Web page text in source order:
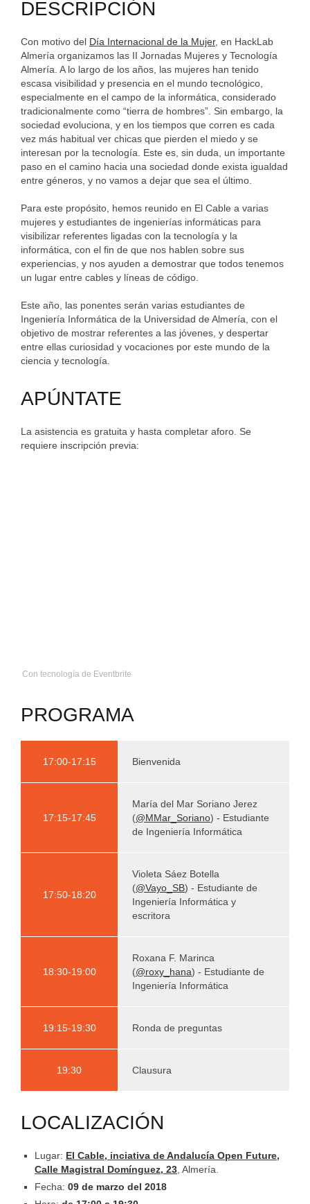
DESCRIPCIÓN
Con motivo del Día Internacional de la Mujer, en HackLab
Almería organizamos las II Jornadas Mujeres y Tecnología
Almería. A lo largo de los años, las mujeres han tenido
escasa visibilidad y presencia en el mundo tecnológico,
especialmente en el campo de la informática, considerado
tradicionalmente como “tierra de hombres”. Sin embargo, la
sociedad evoluciona, y en los tiempos que corren es cada
vez más habitual ver chicas que pierden el miedo y se
interesan por la tecnología. Este es, sin duda, un importante
paso en el camino hacia una sociedad donde exista igualdad
entre géneros, y no vamos a dejar que sea el último.
Para este propósito, hemos reunido en El Cable a varias
mujeres y estudiantes de ingenierías informáticas para
visibilizar referentes ligadas con la tecnología y la
informática, con el fin de que nos hablen sobre sus
experiencias, y nos ayuden a demostrar que todos tenemos
un lugar entre cables y líneas de código.
Este año, las ponentes serán varias estudiantes de
Ingeniería Informática de la Universidad de Almería, con el
objetivo de mostrar referentes a las jóvenes, y despertar
entre ellas curiosidad y vocaciones por este mundo de la
ciencia y tecnología.
APÚNTATE
La asistencia es gratuita y hasta completar aforo. Se
requiere inscripción previa:
Con tecnología de Eventbrite
PROGRAMA
17:00-17:15 Bienvenida
17:15-17:45
María del Mar Soriano Jerez
(@MMar_Soriano) - Estudiante
de Ingeniería Informática
17:50-18:20
Violeta Sáez Botella
(@Vayo_SB) - Estudiante de
Ingeniería Informática y
escritora
18:30-19:00
Roxana F. Marinca
(@roxy_hana) - Estudiante de
Ingeniería Informática
19:15-19:30 Ronda de preguntas
19:30 Clausura
LOCALIZACIÓN
Lugar: El Cable, inciativa de Andalucía Open Future,
Calle Magistral Domínguez, 23 , Almería.
Fecha: 09 de marzo del 2018